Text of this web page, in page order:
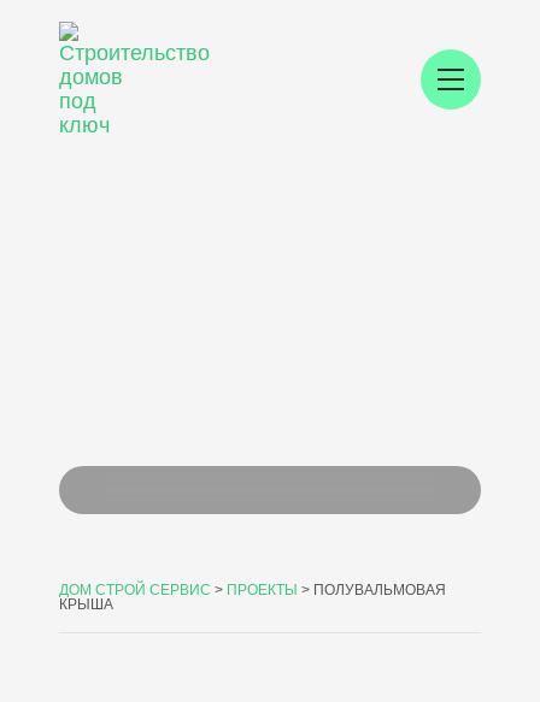
ДОМ СТРОЙ СЕРВИС > ПРОЕКТЫ > ПОЛУВАЛЬМОВАЯ
КРЫША